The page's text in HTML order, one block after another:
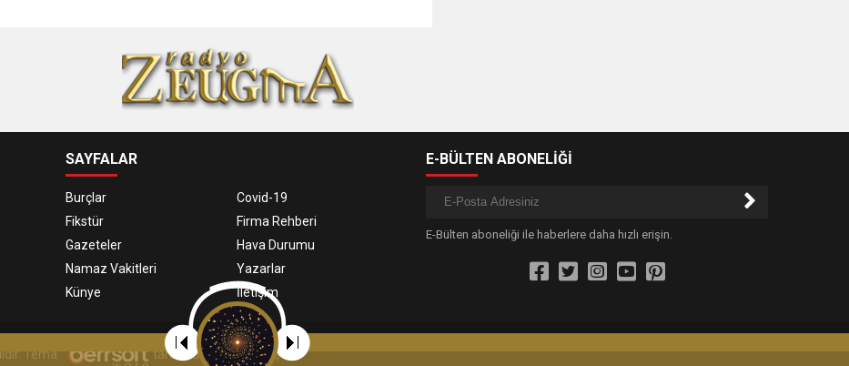
SAYFALAR
Burçlar
Covid-19
Fikstür
Firma Rehberi
Gazeteler
Hava Durumu
Namaz Vakitleri
Yazarlar
Künye
İletişim
E-BÜLTEN ABONELİĞİ
E-Bülten aboneliği ile haberlere daha hızlı erişin.
Tema: tarafından uyarlanmıştır.